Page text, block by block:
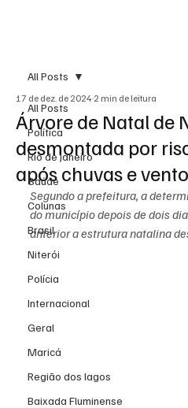
All Posts
Política
Rio de Janeiro
Saúde
Colunas
Brasil
Niterói
Polícia
Internacional
Geral
Maricá
Região dos lagos
Baixada Fluminense
All Posts
Árvore de Natal de
desmontada por
após chuvas e
17 de dez. de 2024 2 min de leitura
Segundo a prefeitura, a
do município depois de dois
anterior a estrutura natalina